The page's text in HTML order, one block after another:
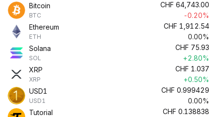
Bitcoin
BTC
CHF 64,743.00
-0.20%
Ethereum
ETH
CHF 1,912.54
0.00%
Solana
SOL
CHF 75.93
+2.80%
XRP
XRP
CHF 1.037
+0.50%
USD1
USD1
CHF 0.999429
0.00%
Tutorial
CHF 0.138838